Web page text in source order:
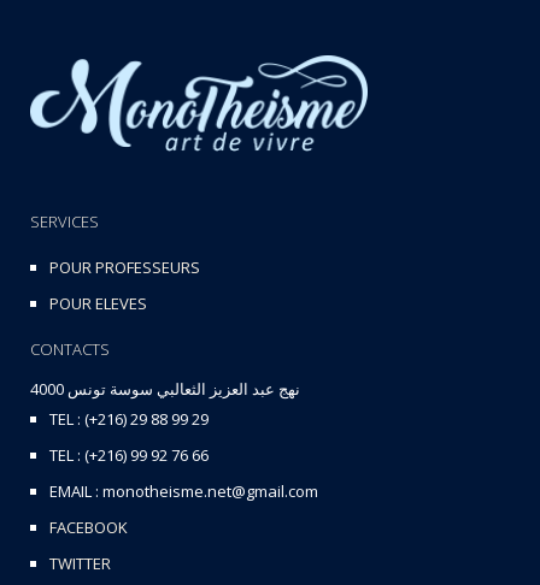
SERVICES
POUR PROFESSEURS
POUR ELEVES
CONTACTS
نهج عبد العزيز الثعالبي سوسة تونس 4000
TEL : (+216) 29 88 99 29
TEL : (+216) 99 92 76 66
EMAIL : monotheisme.net@gmail.com
FACEBOOK
TWITTER